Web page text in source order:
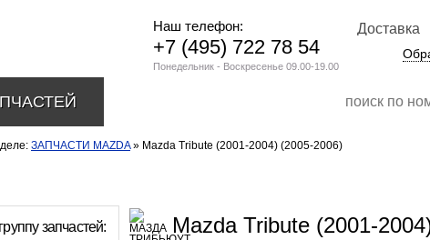
ЗАПЧАСТИ MAZDA» Mazda Tribute (2001-2004) (2005-2006)
Mazda Tribute (2001-
запчастей:
Наш телефон:
+7 (495) 722 78 54
Понедельник - Воскресенье 09.00-19.00
Доставка